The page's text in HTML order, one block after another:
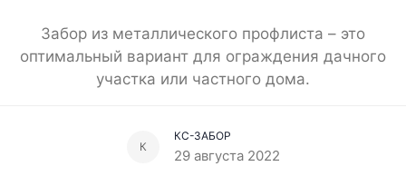
Забор из металлического профлиста – это
оптимальный вариант для ограждения дачного
участка или частного дома.
К
КС-ЗАБОР
29 августа 2022